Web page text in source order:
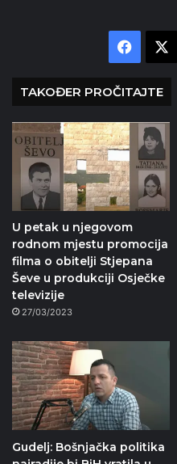
TAKOĐER PROČITAJTE
U petak u njegovom
rodnom mjestu promocija
filma o obitelji Stjepana
Ševe u produkciji Osječke
televizije
27/03/2023
Gudelj: Bošnjačka politika